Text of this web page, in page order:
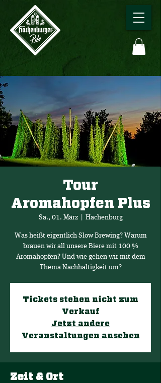
Tour
Aromahopfen Plus
Sa., 01. März
  |
Hachenburg
Was heißt eigentlich Slow Brewing? Warum
brauen wir all unsere Biere mit 100 %
Aromahopfen? Und wie gehen wir mit dem
Thema Nachhaltigkeit um?
Tickets stehen nicht zum
Verkauf
Jetzt andere
Veranstaltungen ansehen
Zeit & Ort